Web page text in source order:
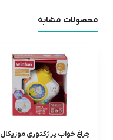
محصولات مشابه
چراغ خواب پرژکتورى موزيکال